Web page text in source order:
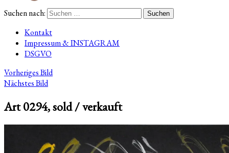
Suchen nach:
Kontakt
Impressum & INSTAGRAM
DSGVO
Vorheriges Bild
Nächstes Bild
Art 0294, sold / verkauft